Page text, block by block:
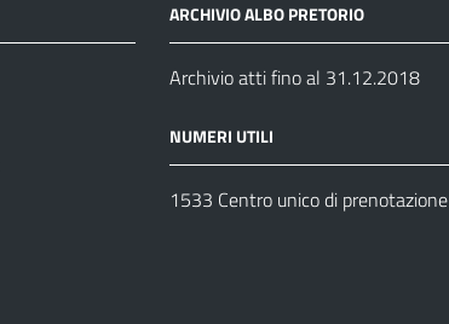
ARCHIVIO ALBO PRETORIO
Archivio atti fino al 31.12.2018
NUMERI UTILI
1533 Centro unico di prenotazione